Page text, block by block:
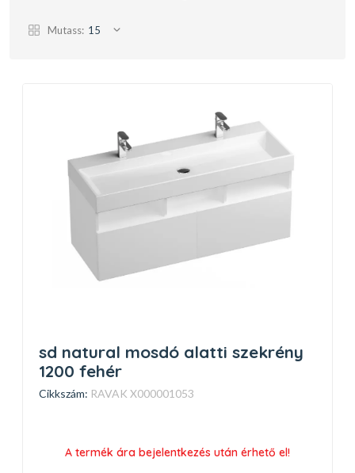
Mutass: 15
sd natural mosdó alatti szekrény
1200 fehér
Cikkszám: RAVAK X000001053
A termék ára bejelentkezés után érhető el!